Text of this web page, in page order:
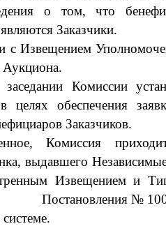
о том, что
Заказчики.
с Извещением
Аукциона.
Комиссии
в целях обеспечения
Заказчиков.
Комиссия
а, выдавшего
м Извещением и
Постановления№